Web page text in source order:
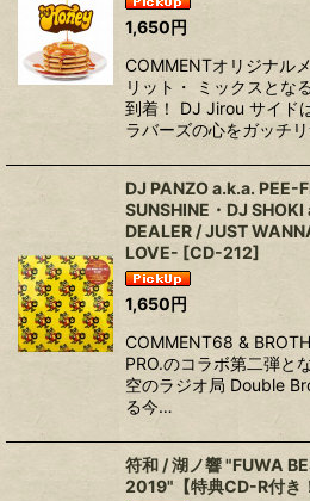
1,650円
COMMENTオリジナル
リット・ ミックスとな
到着！ DJ Jirou サイド
ラバーズの心をガッチ
DJ PANZO a.k.a. PEE-
SUNSHINE・DJ
DEALER / JUST
LOVE- [CD-212]
1,650円
COMMENT68 &
PRO.のコラボ第二弾と
空のラジオ局 Double
る今…
符和 / 湖ノ響 "FUWA
2019"【特典CD-R付き